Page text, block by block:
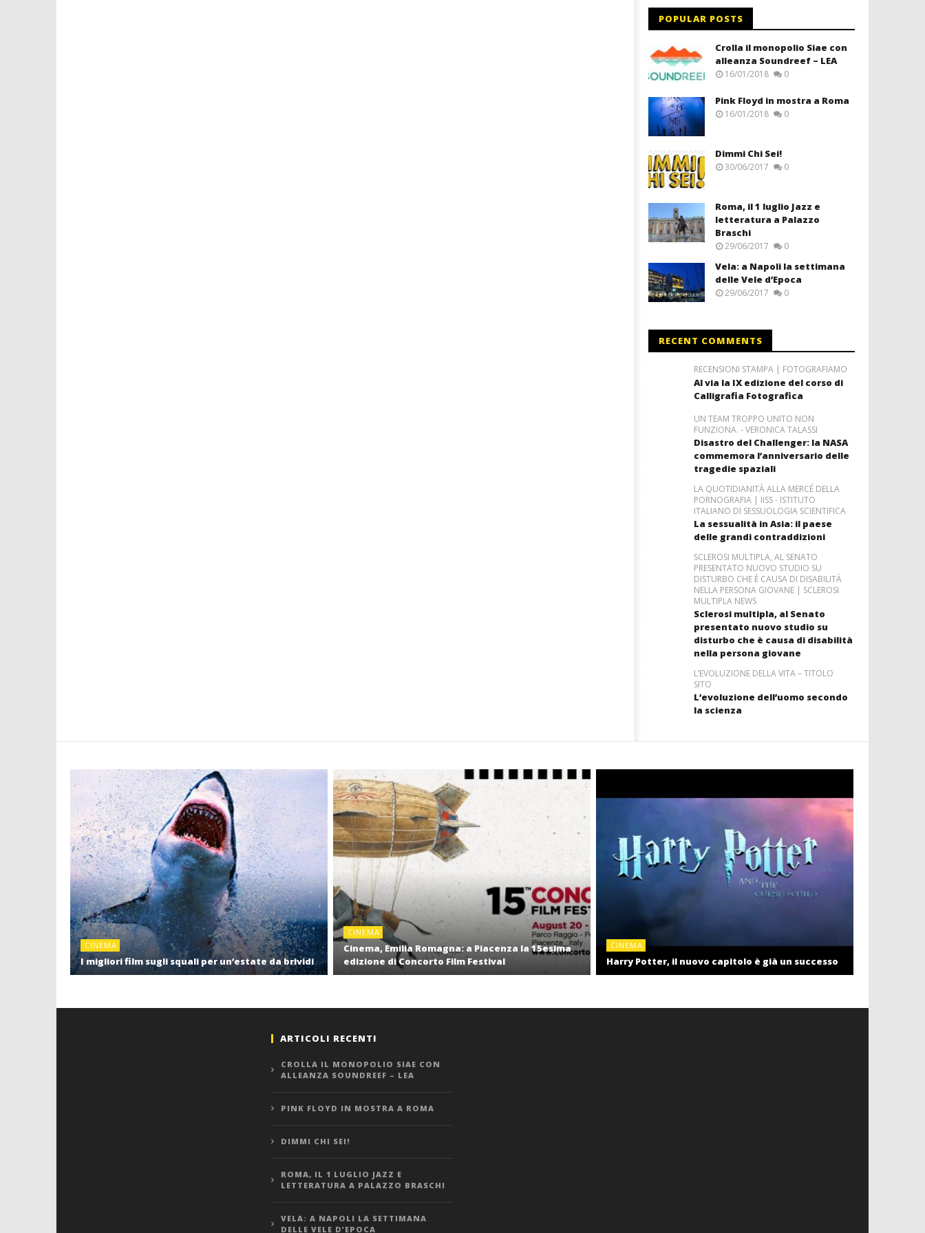
POPULAR POSTS
Crolla il monopolio Siae con
alleanza Soundreef – LEA
16/01/2018 0
Pink Floyd in mostra a Roma
16/01/2018 0
Dimmi Chi Sei!
30/06/2017 0
Roma, il 1 luglio Jazz e
letteratura a Palazzo
Braschi
29/06/2017 0
Vela: a Napoli la settimana
delle Vele d’Epoca
29/06/2017 0
RECENT COMMENTS
RECENSIONI STAMPA | FOTOGRAFIAMO
Al via la IX edizione del corso di
Calligrafia Fotografica
UN TEAM TROPPO UNITO NON
FUNZIONA. - VERONICA TALASSI
Disastro del Challenger: la NASA
commemora l’anniversario delle
tragedie spaziali
LA QUOTIDIANITÀ ALLA MERCÉ DELLA
PORNOGRAFIA | IISS - ISTITUTO
ITALIANO DI SESSUOLOGIA SCIENTIFICA
La sessualità in Asia: il paese
delle grandi contraddizioni
SCLEROSI MULTIPLA, AL SENATO
PRESENTATO NUOVO STUDIO SU
DISTURBO CHE È CAUSA DI DISABILITÀ
NELLA PERSONA GIOVANE | SCLEROSI
MULTIPLA NEWS
Sclerosi multipla, al Senato
presentato nuovo studio su
disturbo che è causa di disabilità
nella persona giovane
L’EVOLUZIONE DELLA VITA – TITOLO
SITO
L’evoluzione dell’uomo secondo
la scienza
CINEMA
I migliori film sugli squali per un’estate da brividi
CINEMA
Cinema, Emilia Romagna: a Piacenza la 15esima
edizione di Concorto Film Festival
CINEMA
Harry Potter, il nuovo capitolo è già un successo
ARTICOLI RECENTI
CROLLA IL MONOPOLIO SIAE CON
ALLEANZA SOUNDREEF – LEA
PINK FLOYD IN MOSTRA A ROMA
DIMMI CHI SEI!
ROMA, IL 1 LUGLIO JAZZ E
LETTERATURA A PALAZZO BRASCHI
VELA: A NAPOLI LA SETTIMANA
DELLE VELE D’EPOCA